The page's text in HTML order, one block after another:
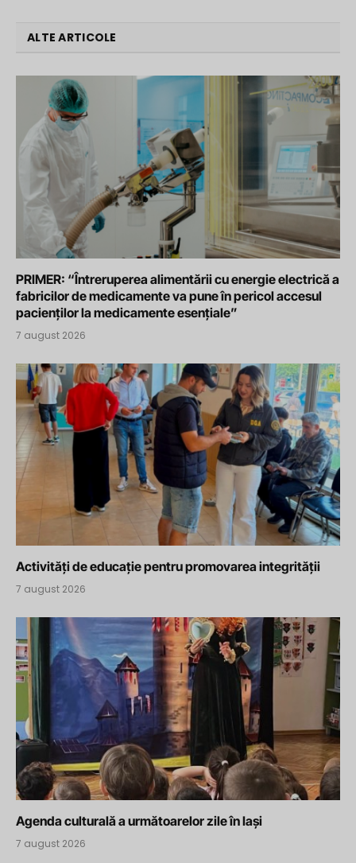
ALTE ARTICOLE
PRIMER: “Întreruperea alimentării cu energie electrică a
fabricilor de medicamente va pune în pericol accesul
pacienților la medicamente esențiale”
7 august 2026
Activități de educație pentru promovarea integrității
7 august 2026
Agenda culturală a următoarelor zile în Iași
7 august 2026